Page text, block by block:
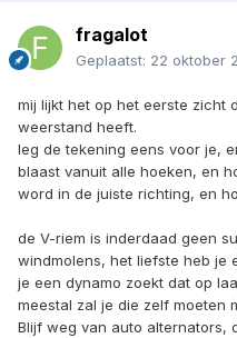
fragalot
Geplaatst: 22 oktober
mij lijkt het op het eerste zicht
weerstand heeft.
leg de tekening eens voor je,
blaast vanuit alle hoeken, en
word in de juiste richting, en
de V-riem is inderdaad geen
windmolens, het liefste heb je
je een dynamo zoekt dat op
meestal zal je die zelf moeten
Blijf weg van auto alternators,